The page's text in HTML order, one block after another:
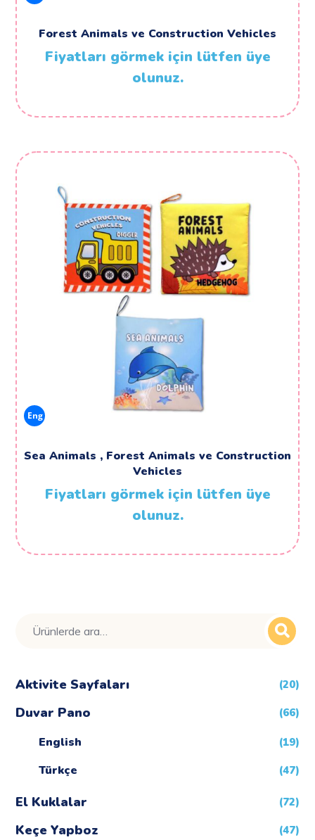
Forest Animals ve Construction Vehicles
Fiyatları görmek için lütfen üye
olunuz.
Eng
Sea Animals , Forest Animals ve Construction
Vehicles
Fiyatları görmek için lütfen üye
olunuz.
Ara:
Aktivite Sayfaları (20)
Duvar Pano (66)
English (19)
Türkçe (47)
El Kuklalar (72)
Keçe Yapboz (47)